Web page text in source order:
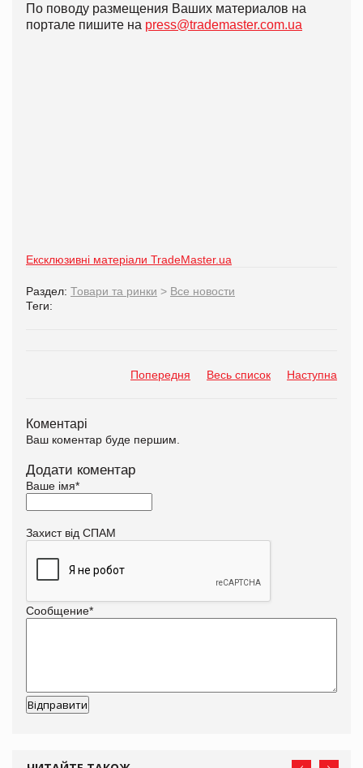
По поводу размещения Ваших материалов на
портале пишите на press@trademaster.com.ua
Ексклюзивні матеріали TradeMaster.ua
Раздел: Товари та ринки > Все новости
Теги:
Попередня Весь список Наступна
Коментарі
Ваш коментар буде першим.
Додати коментар
Ваше імя*
Захист від СПАМ
Сообщение*